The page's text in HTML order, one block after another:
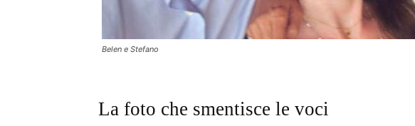
Belen e Stefano
La foto che smentisce le voci